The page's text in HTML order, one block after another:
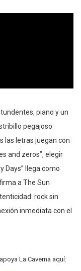
piano y un
pegajoso
las letras juegan con
and zeros”, elegir
Days” llega como
a The Sun
rock sin
inmediata con el
La Caverna aquí: